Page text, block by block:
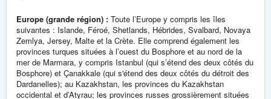
Europe (grande région) : Toute l’Europe y compris les îles
suivantes : Islande, Féroé, Shetlands, Hébrides, Svalbard, Novaya
Zemlya, Jersey, Malte et la Crète. Elle comprend également les
provinces turques situées à l’ouest du Bosphore et au nord de la
mer de Marmara, y compris Istanbul (qui s’étend des deux côtés du
Bosphore) et Çanakkale (qui s'étend des deux côtés du détroit des
Dardanelles); au Kazakhstan, les provinces du Kazakhstan
occidental et d’Atyrau; les provinces russes grossièrement situées